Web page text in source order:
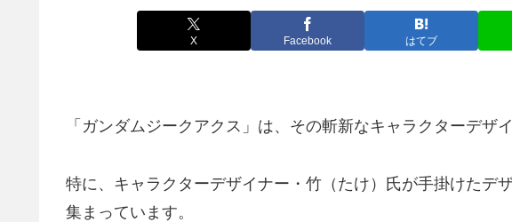
X Facebook はてブ
「ガンダムジークアクス」は、その斬新なキャラクターデザ
特に、キャラクターデザイナー・竹（たけ）氏が手掛けたデ
集まっています。